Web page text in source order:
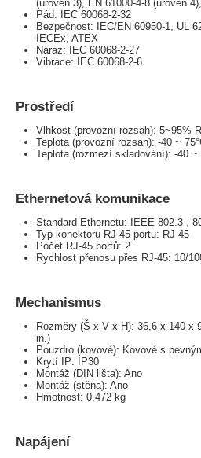
(úroveň 3), EN 61000-4-8 (úroveň
Pád: IEC 60068-2-32
Bezpečnost: IEC/EN 60950-1, UL
IECEx, ATEX
Náraz: IEC 60068-2-27
Vibrace: IEC 60068-2-6
Prostředí
Vlhkost (provozní rozsah): 5~95%
Teplota (provozní rozsah): -40 ~
Teplota (rozmezí skladování): -40 ~
Ethernetová komunikace
Standard Ethernetu: IEEE 802.3 ,
Typ konektoru RJ-45 portu: RJ-45
Počet RJ-45 portů: 2
Rychlost přenosu přes RJ-45: 10/
Mechanismus
Rozměry (Š x V x H): 36,6 x 140 x
in.)
Pouzdro (kovové): Kovové s
Krytí IP: IP30
Montáž (DIN lišta): Ano
Montáž (stěna): Ano
Hmotnost: 0,472 kg
Napájení